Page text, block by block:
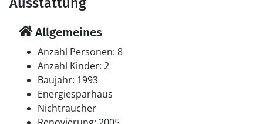
oft in der Nähe des Hauses grasen.
Allgemeines
Anzahl Personen: 8
Anzahl Kinder: 2
Baujahr: 1993
Energiesparhaus
Nichtraucher